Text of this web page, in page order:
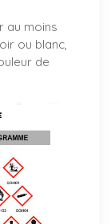
au moins
ou blanc,
de